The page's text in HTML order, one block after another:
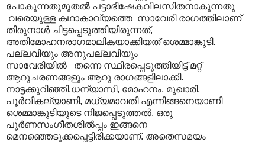
പോകുന്നതുമുതല്‍ പട്ടാഭിഷേകവിലസിതനാകുന്നതു
വരെയുള്ള കഥാകാവ്യത്തെ സാവേരി രാഗത്തിലാണ്
തിരുനാള്‍ ചിട്ടപ്പെടുത്തിയിരുന്നത്,
അതിമോഹനരാഗമാലികയാക്കിയത് ശെമ്മാങ്കുടി.
പല്ലവിയും അനുപല്ലവിയും
സാവേരിയിൽ തന്നെ സ്ഥിരപ്പെടുത്തിയിട്ട് മറ്റ്
ആറുചരണങ്ങളും ആറു രാഗങ്ങളിലാക്കി.
നാട്ടക്കുറിഞ്ഞി,ധന്യാസി, മോഹനം, മുഖാരി,
പൂര്‍വികല്യാണി, മധ്യമാവതി എന്നിങ്ങനെയാണി
ശെമ്മാങ്കുടിയുടെ നിജപ്പെടുത്തല്‍. ഒരു
പൂര്‍ണസംഗീതശില്‍പ്പം ഇങ്ങനെ
മെനഞ്ഞെടുക്കപ്പെട്ടിരിക്കയാണ്. അതെസമയം ‍